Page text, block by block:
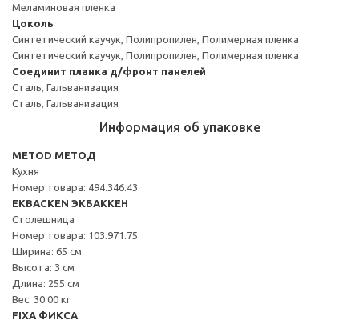
Меламиновая пленка
Цоколь
Синтетический каучук, Полипропилен, Полимерная пленка
Синтетический каучук, Полипропилен, Полимерная пленка
Соединит планка д/фронт панелей
Сталь, Гальванизация
Сталь, Гальванизация
Информация об упаковке
METOD МЕТОД
Кухня
Номер товара: 494.346.43
EKBACKEN ЭКБАККЕН
Столешница
Номер товара: 103.971.75
Ширина: 65 см
Высота: 3 см
Длина: 255 см
Вес: 30.00 кг
FIXA ФИКСА